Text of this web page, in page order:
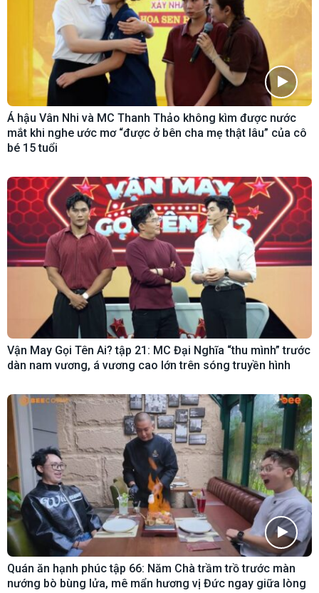
Á hậu Vân Nhi và MC Thanh Thảo không kìm được nước
mắt khi nghe ước mơ “được ở bên cha mẹ thật lâu” của cô
bé 15 tuổi
Vận May Gọi Tên Ai? tập 21: MC Đại Nghĩa “thu mình” trước
dàn nam vương, á vương cao lớn trên sóng truyền hình
Quán ăn hạnh phúc tập 66: Năm Chà trầm trồ trước màn
nướng bò bùng lửa, mê mẩn hương vị Đức ngay giữa lòng